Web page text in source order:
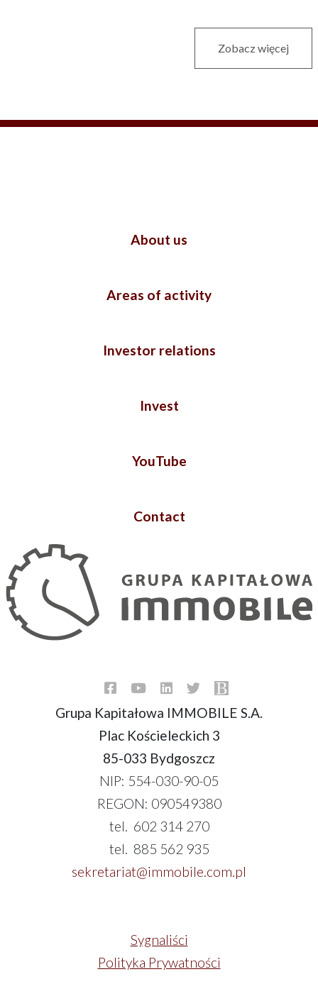
Zobacz więcej
About us
Areas of activity
Investor relations
Invest
YouTube
Contact
Grupa Kapitałowa IMMOBILE S.A.
Plac Kościeleckich 3
85-033 Bydgoszcz
NIP: 554-030-90-05
REGON: 090549380
tel. 602 314 270
tel. 885 562 935
sekretariat@immobile.com.pl
Sygnaliści
Polityka Prywatności